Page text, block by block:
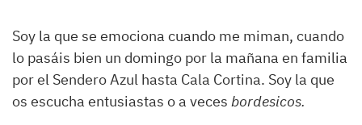
Soy la que se emociona cuando me miman, cuando
lo pasáis bien un domingo por la mañana en familia
por el Sendero Azul hasta Cala Cortina. Soy la que
os escucha entusiastas o a veces bordesicos.